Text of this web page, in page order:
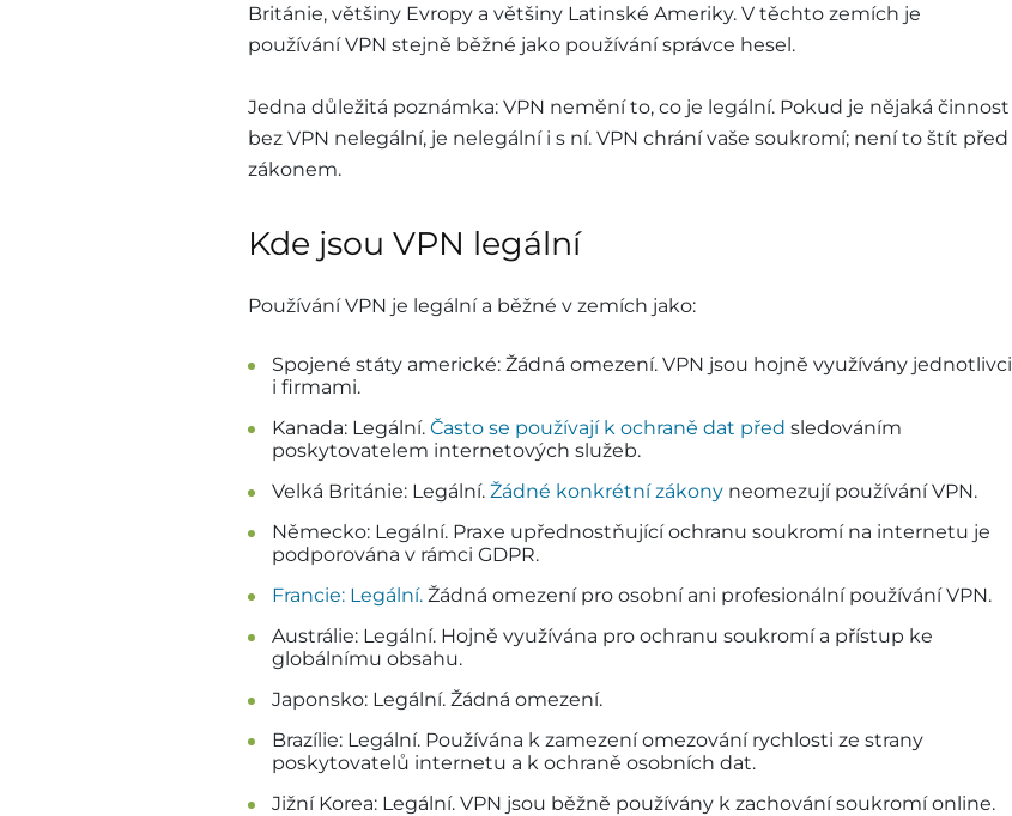
Británie, většiny Evropy a většiny Latinské Ameriky. V těchto zemích je
používání VPN stejně běžné jako používání správce hesel.
Jedna důležitá poznámka: VPN nemění to, co je legální. Pokud je nějaká činnost
bez VPN nelegální, je nelegální i s ní. VPN chrání vaše soukromí; není to štít před
zákonem.
Kde jsou VPN legální
Používání VPN je legální a běžné v zemích jako:
Spojené státy americké: Žádná omezení. VPN jsou hojně využívány jednotlivci
i firmami.
Kanada: Legální. Často se používají k ochraně dat před sledováním
poskytovatelem internetových služeb.
Velká Británie: Legální. Žádné konkrétní zákony neomezují používání VPN.
Německo: Legální. Praxe upřednostňující ochranu soukromí na internetu je
podporována v rámci GDPR.
Francie: Legální.Žádná omezení pro osobní ani profesionální používání VPN.
Austrálie: Legální. Hojně využívána pro ochranu soukromí a přístup ke
globálnímu obsahu.
Japonsko: Legální. Žádná omezení.
Brazílie: Legální. Používána k zamezení omezování rychlosti ze strany
poskytovatelů internetu a k ochraně osobních dat.
Jižní Korea: Legální. VPN jsou běžně používány k zachování soukromí online.